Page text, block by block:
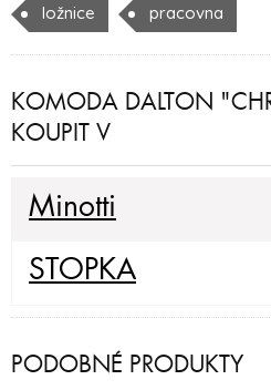
ložnice pracovna
KOMODA DALTON
KOUPIT V
Minotti
STOPKA
PODOBNÉ PRODUKTY